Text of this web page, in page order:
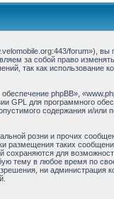
forum»), вы
за собой право
так как использование
phpBB»,
GPL для программного
содержания и/или
розни и прочих
размещения таких
для
тему в любое время по
ни администрация